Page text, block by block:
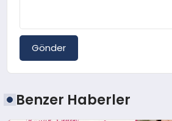
Gönder
Benzer Haberler